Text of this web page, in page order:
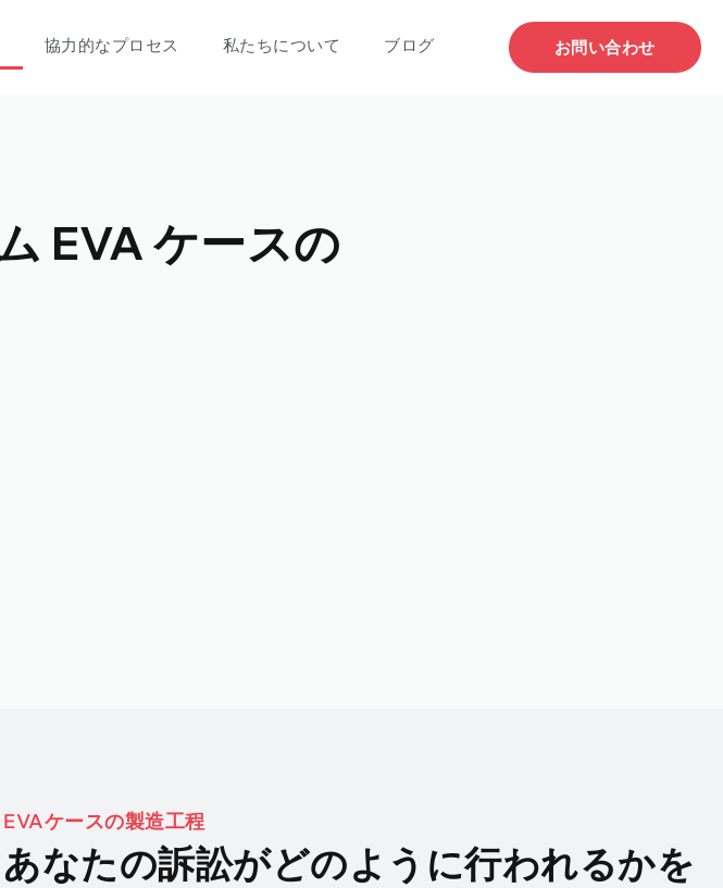
協力的なプロセス 私たちについて ブログ お問い合わせ
EVA ケースの
EVAケースの製造工程
あなたの訴訟がどのように行われるかを